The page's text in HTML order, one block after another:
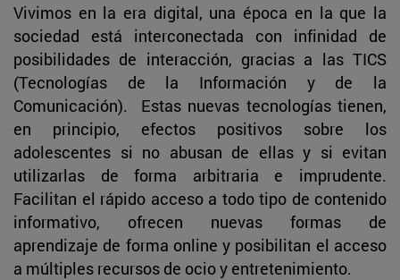
Vivimos en la era digital, una época en la que la
sociedad está interconectada con infinidad de
posibilidades de interacción, gracias a las TICS
(Tecnologías de la Información y de la
Comunicación). Estas nuevas tecnologías tienen,
en principio, efectos positivos sobre los
adolescentes si no abusan de ellas y si evitan
utilizarlas de forma arbitraria e imprudente.
Facilitan el rápido acceso a todo tipo de contenido
informativo, ofrecen nuevas formas de
aprendizaje de forma online y posibilitan el acceso
a múltiples recursos de ocio y entretenimiento.